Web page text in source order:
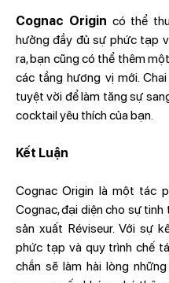
Cognac Origin có thể
hưởng đầy đủ sự phức tạp
ra, bạn cũng có thể thêm
các tầng hương vị mới.
tuyệt vời để làm tăng sự
cocktail yêu thích của bạn.
Kết Luận
Cognac Origin là một tác
Cognac, đại diện cho sự
sản xuất Réviseur. Với sự
phức tạp và quy trình chế
chắn sẽ làm hài lòng